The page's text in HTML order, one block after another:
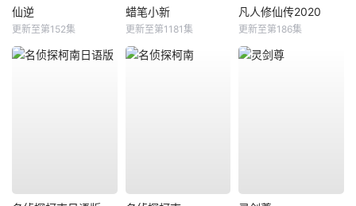
仙逆
更新至第152集
蜡笔小新
更新至第1181集
凡人修仙传2020
更新至第186集